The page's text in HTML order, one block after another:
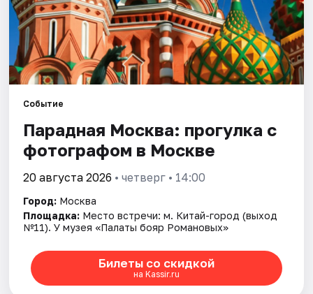
Экскурсии
Спорт
События
Города
Площадки
Рейтинги
Событие
Парадная Москва: прогулка с
фотографом в Москве
20 августа 2026 • четверг • 14:00
Город: Москва
Площадка: Место встречи: м. Китай-город (выход
№11). У музея «Палаты бояр Романовых»
Билеты со скидкой
на Kassir.ru